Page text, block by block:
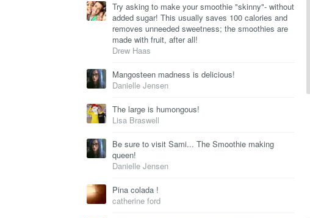
Try asking to make your smoothie "skinny"- without
added sugar! This usually saves 100 calories and
removes unneeded sweetness; the smoothies are
made with fruit, after all!
Drew Haas
Mangosteen madness is delicious!
Danielle Jensen
The large is humongous!
Lisa Braswell
Be sure to visit Sami... The Smoothie making
queen!
Danielle Jensen
Pina colada !
catherine ford